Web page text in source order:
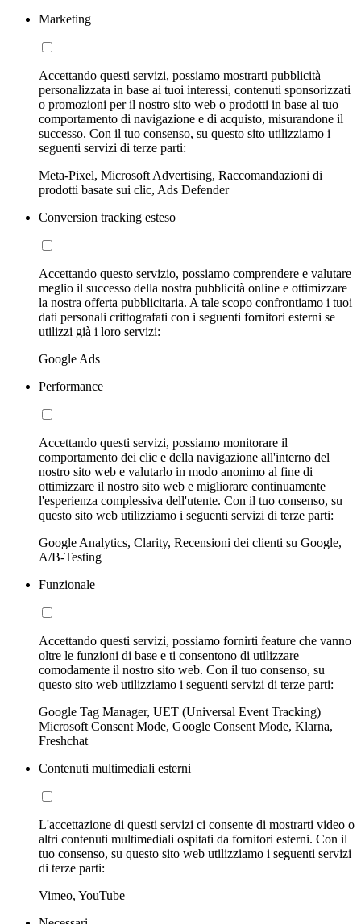
Marketing
Accettando questi servizi, possiamo mostrarti pubblicità
personalizzata in base ai tuoi interessi, contenuti sponsorizzati
o promozioni per il nostro sito web o prodotti in base al tuo
comportamento di navigazione e di acquisto, misurandone il
successo. Con il tuo consenso, su questo sito utilizziamo i
seguenti servizi di terze parti:
Meta-Pixel, Microsoft Advertising, Raccomandazioni di
prodotti basate sui clic, Ads Defender
Conversion tracking esteso
Accettando questo servizio, possiamo comprendere e valutare
meglio il successo della nostra pubblicità online e ottimizzare
la nostra offerta pubblicitaria. A tale scopo confrontiamo i tuoi
dati personali crittografati con i seguenti fornitori esterni se
utilizzi già i loro servizi:
Google Ads
Performance
Accettando questi servizi, possiamo monitorare il
comportamento dei clic e della navigazione all'interno del
nostro sito web e valutarlo in modo anonimo al fine di
ottimizzare il nostro sito web e migliorare continuamente
l'esperienza complessiva dell'utente. Con il tuo consenso, su
questo sito web utilizziamo i seguenti servizi di terze parti:
Google Analytics, Clarity, Recensioni dei clienti su Google,
A/B-Testing
Funzionale
Accettando questi servizi, possiamo fornirti feature che vanno
oltre le funzioni di base e ti consentono di utilizzare
comodamente il nostro sito web. Con il tuo consenso, su
questo sito web utilizziamo i seguenti servizi di terze parti:
Google Tag Manager, UET (Universal Event Tracking)
Microsoft Consent Mode, Google Consent Mode, Klarna,
Freshchat
Contenuti multimediali esterni
L'accettazione di questi servizi ci consente di mostrarti video o
altri contenuti multimediali ospitati da fornitori esterni. Con il
tuo consenso, su questo sito web utilizziamo i seguenti servizi
di terze parti:
Vimeo, YouTube